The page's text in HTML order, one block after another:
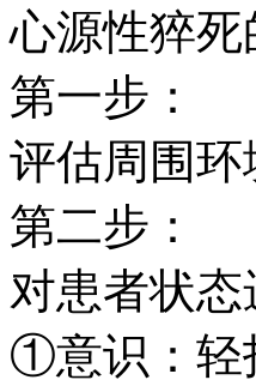
心源性猝
第一步：
评估周围
第二步：
对患者状态
①意识：轻